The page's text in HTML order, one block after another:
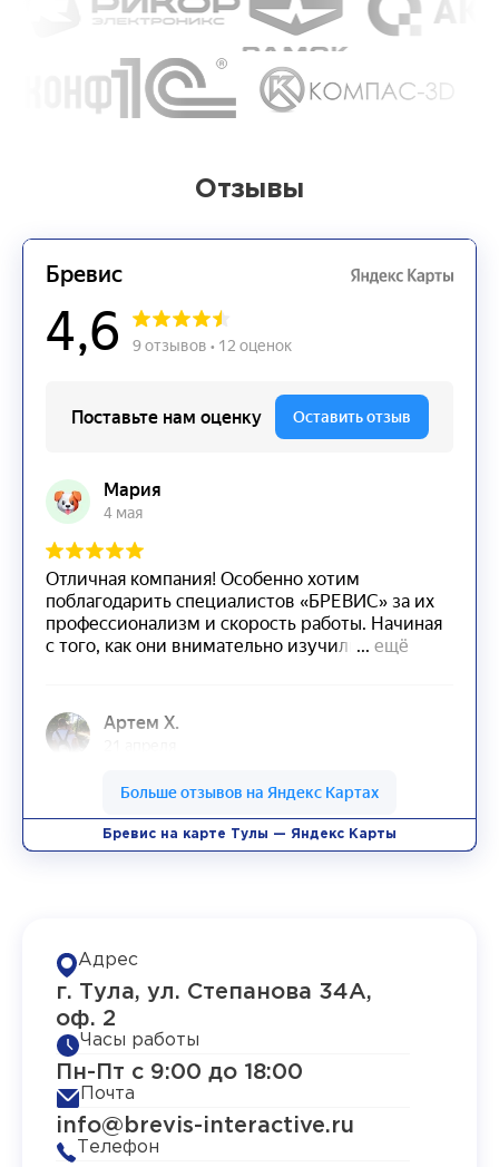
Отзывы
Бревис на карте Тулы — Яндекс Карты
Адрес
г. Тула, ул. Степанова 34А,
оф. 2
Часы работы
Пн-Пт с 9:00 до 18:00
Почта
info@brevis-interactive.ru
Телефон